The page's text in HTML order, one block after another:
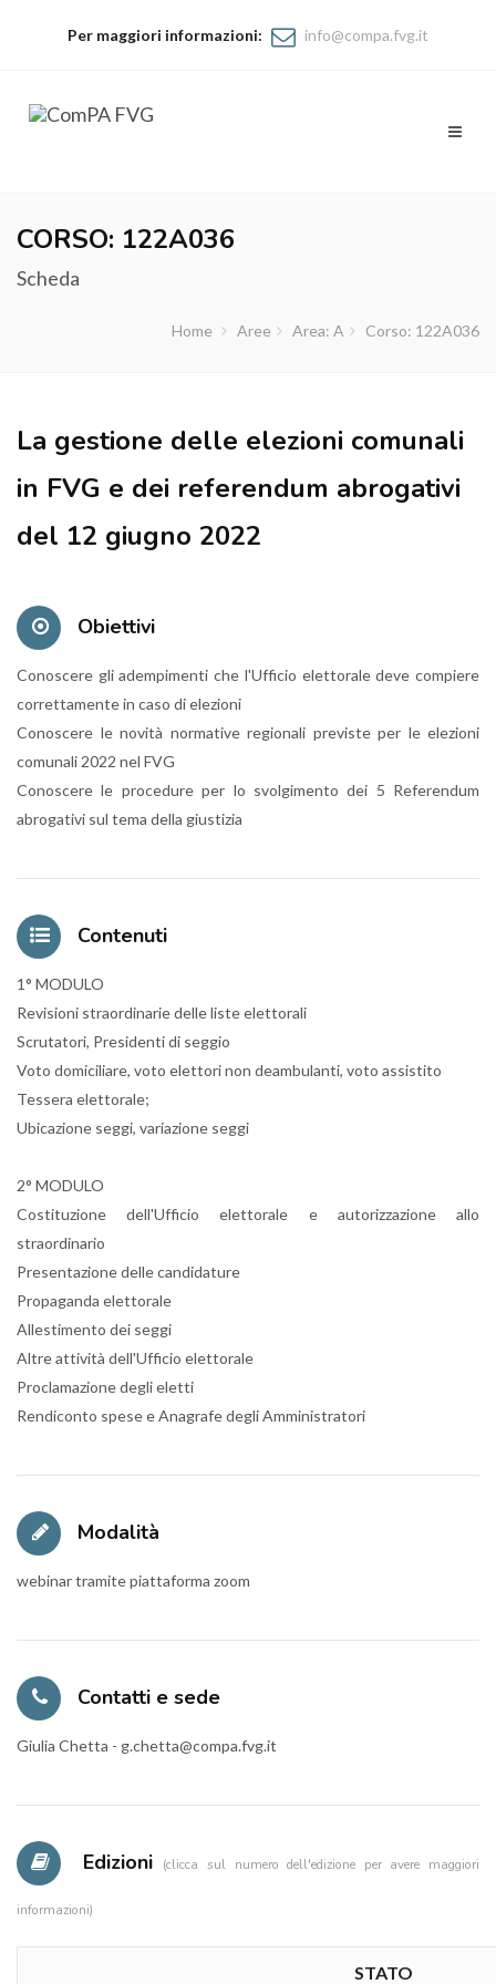
Per maggiori informazioni: info@compa.fvg.it
Toggle
CORSO: 122A036
Scheda
Home Aree Area: A Corso: 122A036
La gestione delle elezioni comunali
in FVG e dei referendum abrogativi
del 12 giugno 2022
Obiettivi
Conoscere gli adempimenti che l'Ufficio elettorale deve compiere
correttamente in caso di elezioni
Conoscere le novità normative regionali previste per le elezioni
comunali 2022 nel FVG
Conoscere le procedure per lo svolgimento dei 5 Referendum
abrogativi sul tema della giustizia
Contenuti
1° MODULO
Revisioni straordinarie delle liste elettorali
Scrutatori, Presidenti di seggio
Voto domiciliare, voto elettori non deambulanti, voto assistito
Tessera elettorale;
Ubicazione seggi, variazione seggi
2° MODULO
Costituzione dell'Ufficio elettorale e autorizzazione allo
straordinario
Presentazione delle candidature
Propaganda elettorale
Allestimento dei seggi
Altre attività dell'Ufficio elettorale
Proclamazione degli eletti
Rendiconto spese e Anagrafe degli Amministratori
Modalità
webinar tramite piattaforma zoom
Contatti e sede
Giulia Chetta - g.chetta@compa.fvg.it
Edizioni (clicca sul numero dell'edizione per avere maggiori
informazioni)
STATO